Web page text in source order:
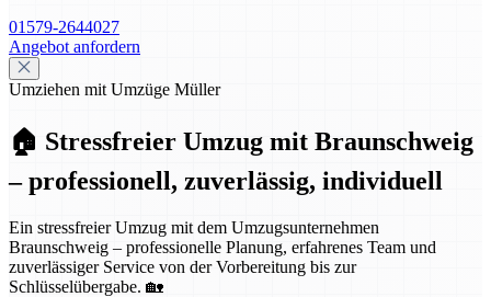
01579-2644027
Angebot anfordern
Umziehen mit Umzüge Müller
🏠 Stressfreier Umzug mit Braunschweig
– professionell, zuverlässig, individuell
Ein stressfreier Umzug mit dem Umzugsunternehmen
Braunschweig – professionelle Planung, erfahrenes Team und
zuverlässiger Service von der Vorbereitung bis zur
Schlüsselübergabe. 🏡